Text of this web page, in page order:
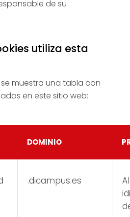
de su
utiliza esta
muestra una tabla con
en este sitio web:
DOMINIO
.dicampus.es